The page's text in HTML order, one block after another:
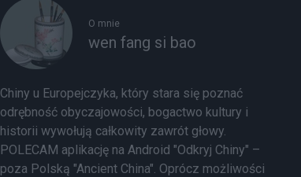
O mnie
wen fang si bao
Chiny u Europejczyka, który stara się poznać
odrębność obyczajowości, bogactwo kultury i
historii wywołują całkowity zawrót głowy.
POLECAM aplikację na Android "Odkryj Chiny" –
poza Polską "Ancient China". Oprócz możliwości